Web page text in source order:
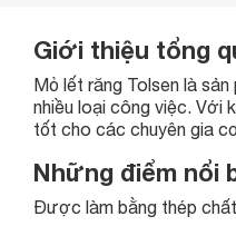
Giới thiệu tổng
Mỏ lết răng Tolsen là
nhiều loại công việc. Với
tốt cho các chuyên gia
Những điểm nổi
Được làm bằng thép